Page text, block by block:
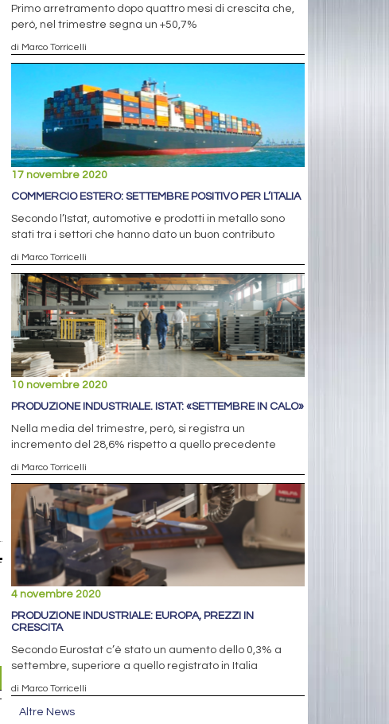
Primo arretramento dopo quattro mesi di crescita che,
però, nel trimestre segna un +50,7%
di Marco Torricelli
17 novembre 2020
COMMERCIO ESTERO: SETTEMBRE POSITIVO PER L’ITALIA
Secondo l’Istat, automotive e prodotti in metallo sono
stati tra i settori che hanno dato un buon contributo
di Marco Torricelli
10 novembre 2020
PRODUZIONE INDUSTRIALE. ISTAT: «SETTEMBRE IN CALO»
Nella media del trimestre, però, si registra un
incremento del 28,6% rispetto a quello precedente
di Marco Torricelli
4 novembre 2020
PRODUZIONE INDUSTRIALE: EUROPA, PREZZI IN
CRESCITA
Secondo Eurostat c’è stato un aumento dello 0,3% a
settembre, superiore a quello registrato in Italia
di Marco Torricelli
Altre News